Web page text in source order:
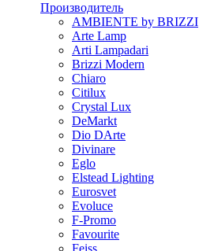
Производитель
AMBIENTE by BRIZZI
Arte Lamp
Arti Lampadari
Brizzi Modern
Chiaro
Citilux
Crystal Lux
DeMarkt
Dio DArte
Divinare
Eglo
Elstead Lighting
Eurosvet
Evoluce
F-Promo
Favourite
Feiss